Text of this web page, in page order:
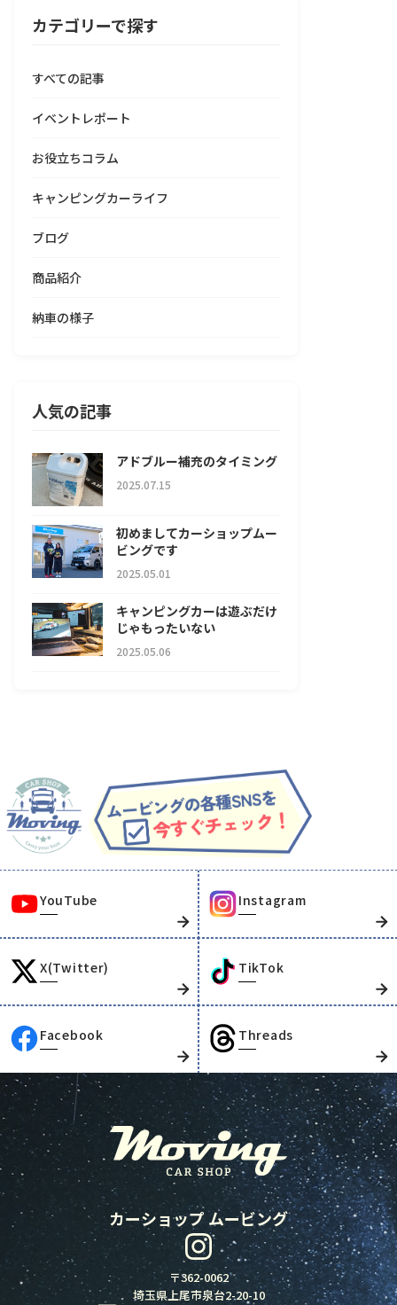
カテゴリーで探す
すべての記事
イベントレポート
お役立ちコラム
キャンピングカーライフ
ブログ
商品紹介
納車の様子
人気の記事
アドブルー補充のタイミング
2025.07.15
初めましてカーショップムー
ビングです
2025.05.01
キャンピングカーは遊ぶだけ
じゃもったいない
2025.05.06
YouTube Instagram
X(Twitter) TikTok
Facebook Threads
カーショップ ムービング
〒362-0062
埼玉県上尾市泉台2-20-10